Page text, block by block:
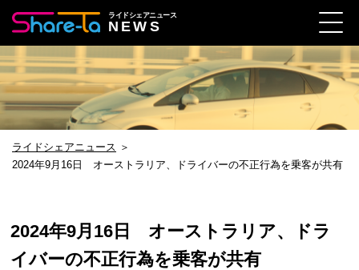
ライドシェアニュース
NEWS
ライドシェアニュース ＞
2024年9月16日 オーストラリア、ドライバーの不正行為を乗客が共有
2024年9月16日 オーストラリア、ドラ
イバーの不正行為を乗客が共有